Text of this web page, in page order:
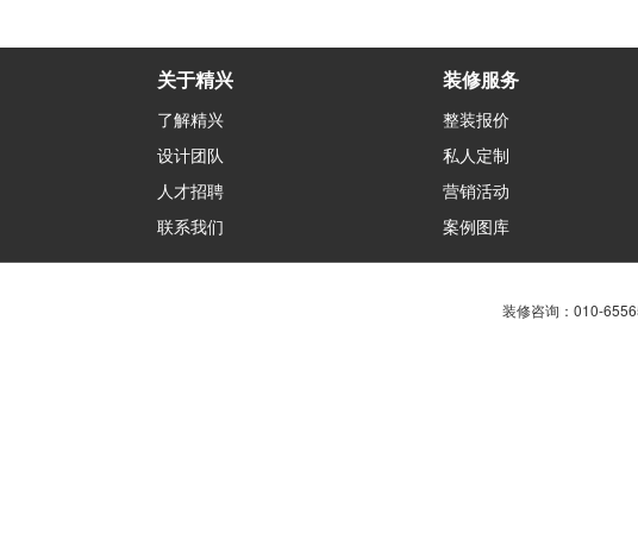
关于精兴
了解精兴
设计团队
人才招聘
联系我们
装修服务
整装报价
私人定制
营销活动
案例图库
装修咨询：010-